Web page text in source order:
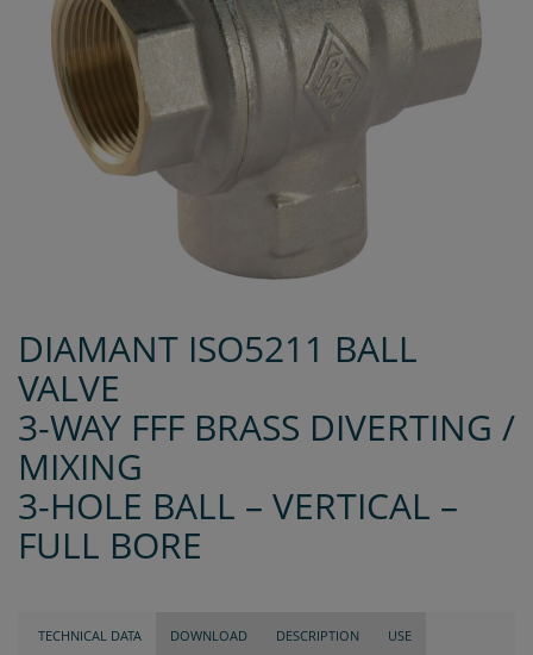
DIAMANT ISO5211 BALL
VALVE
3-WAY FFF BRASS DIVERTING /
MIXING
3-HOLE BALL – VERTICAL –
FULL BORE
TECHNICAL DATA DOWNLOAD DESCRIPTION USE